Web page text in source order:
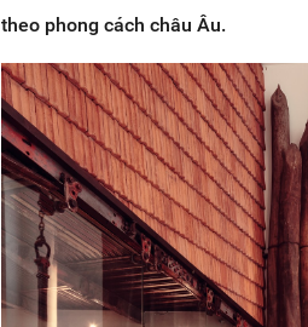
theo phong cách châu Âu.